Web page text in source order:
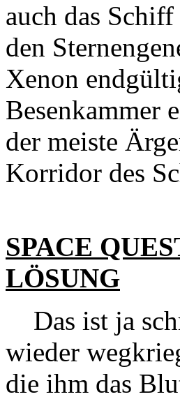
auch das
den
Xenon
Besenkammer
der meiste
Korridor des
SPACE
LÖSUNG
Das ist ja
wieder
die ihm das